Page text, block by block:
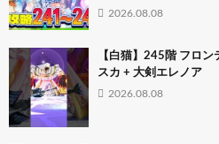
2026.08.08
【白猫】245階 フロ
スカ + 大剣エレノア
2026.08.08